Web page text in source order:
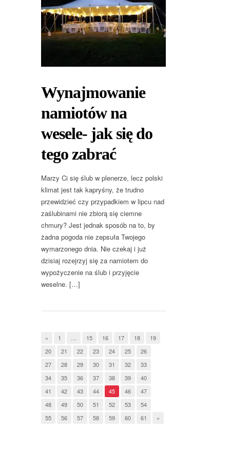
Wynajmowanie
namiotów na
wesele- jak się do
tego zabrać
Marzy Ci się ślub w plenerze, lecz polski
klimat jest tak kapryśny, że trudno
przewidzieć czy przypadkiem w lipcu nad
zaślubinami nie zbiorą się ciemne
chmury? Jest jednak sposób na to, by
żadna pogoda nie zepsuła Twojego
wymarzonego dnia. Nie czekaj i już
dzisiaj rozejrzyj się za namiotem do
wypożyczenie na ślub i przyjęcie
weselne. […]
« 1 15 16 17 18
19
20
21 22 23 24 25
26
27
28 29 30 31 32
33
34
35 36 37 38 39
40
41
42 43 44 45 46
47
48
49 50 51 52 53
54
55
56 57 58 59 60 61 »